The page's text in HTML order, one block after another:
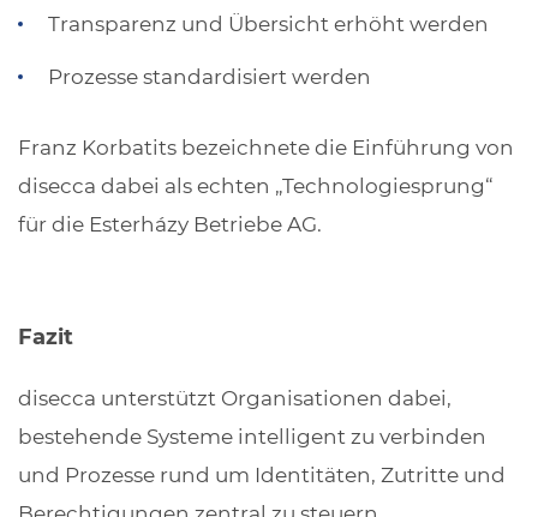
Transparenz und Übersicht erhöht werden
Prozesse standardisiert werden
Franz Korbatits bezeichnete die Einführung von
disecca dabei als echten „Technologiesprung“
für die Esterházy Betriebe AG.
Fazit
disecca unterstützt Organisationen dabei,
bestehende Systeme intelligent zu verbinden
und Prozesse rund um Identitäten, Zutritte und